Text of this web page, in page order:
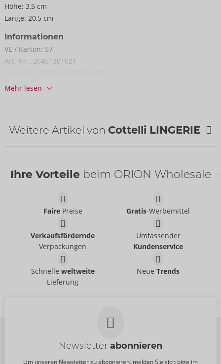
Höhe: 3,5 cm
Länge: 20,5 cm
Informationen
VE / Karton: 57
Art.-Nr.: 26451301021
Zolltarifnummer:
nächste Lieferung:52/2026
Mehr lesen
Weitere Artikel von Cottelli LINGERIE
Cottelli LINGERIE- ORION Brand
22157723021
Cottelli LINGERIE- ORION Brand
Ihre Vorteile beim ORION Wholesale
FairePreise Gratis-Werbemittel
Verkaufsfördernde
Verpackungen
Umfassender
Kundenservice
Schnelle weltweite
Lieferung
NeueTrends
Newsletter abonnieren
Um unseren Newsletter zu abonnieren, melden Sie sich bitte im